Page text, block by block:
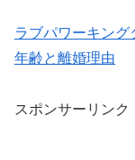
ラブパワーキン
年齢と離婚理由
スポンサーリンク